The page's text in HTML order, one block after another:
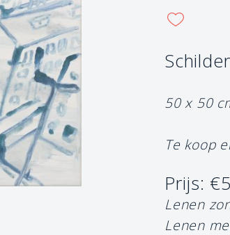
50 x 50
Te koop
Prijs:
Lenen
Lenen